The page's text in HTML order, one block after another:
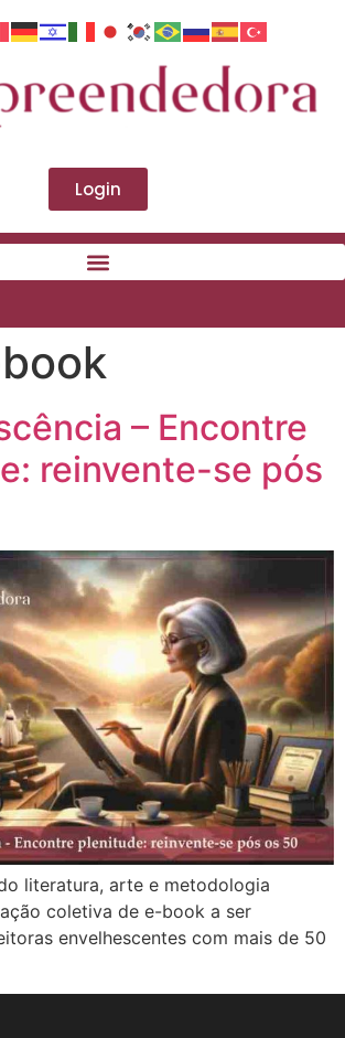
Login
– Encontre
reinvente-se pós
literatura, arte e metodologia
coletiva de e-book a ser
envelhescentes com mais de 50